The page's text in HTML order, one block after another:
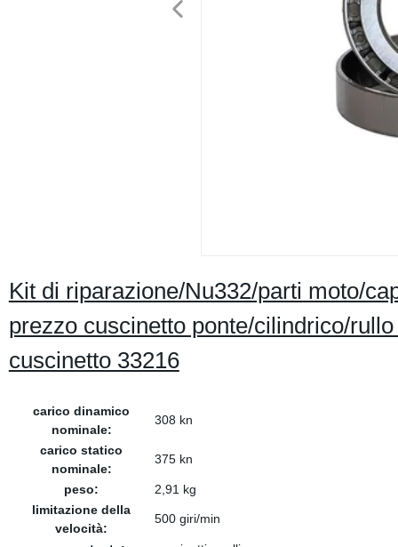
Kit di riparazione/Nu332/parti moto/
prezzo cuscinetto ponte/cilindrico/
cuscinetto 33216
carico dinamico
nominale:
308 kn
carico statico
nominale:
375 kn
peso:
2,91 kg
limitazione della
velocità:
500 giri/min